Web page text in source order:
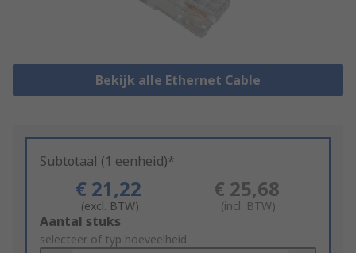
Bekijk alle Ethernet Cable
Subtotaal (1 eenheid)*
€ 21,22
(excl. BTW)
€ 25,68
(incl. BTW)
Add
to
Aantal stuks
selecteer of typ hoeveelheid